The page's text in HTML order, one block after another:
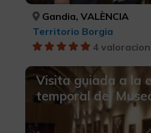
Gandia, VALÈNCIA
Territorio Borgia
4
Visita guiada a la
temporal del